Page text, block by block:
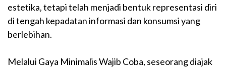
estetika, tetapi telah menjadi bentuk representasi diri
di tengah kepadatan informasi dan konsumsi yang
berlebihan.
Melalui Gaya Minimalis Wajib Coba, seseorang diajak